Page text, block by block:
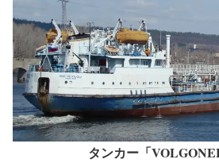
タンカー「